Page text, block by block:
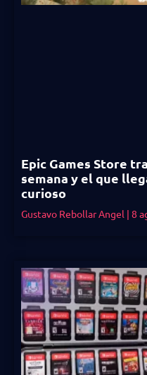
Epic Games Store
semana y el que
curioso
Gustavo Rebollar Angel 8